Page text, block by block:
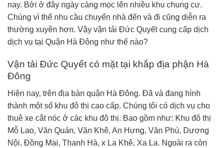
nay. Bởi ở đây ngày càng mọc lên nhiều khu chung cư.
Chúng vì thế nhu cầu chuyển nhà đến và đi cũng diễn ra
thường xuyên hơn. Vậy vận tải Đức Quyết cung cấp dịch
dịch vụ tại Quận Hà Đông như thế nào?
Vận tải Đức Quyết có mặt tại khắp địa phận Hà
Đông
Hiện nay, trên địa bàn quận Hà Đông. Đã và đang hình
thành một số khu đô thị cao cấp. Chúng tôi có dịch vụ cho
thuê xe cắt nóc ở các khu đô thị. Bao gồm như: Khu đô thị
Mỗ Lao, Văn Quán, Văn Khê, An Hưng, Văn Phú, Dương
Nội, Đồng Mai, Thanh Hà, x La Khê, Xa La. Ngoài ra còn